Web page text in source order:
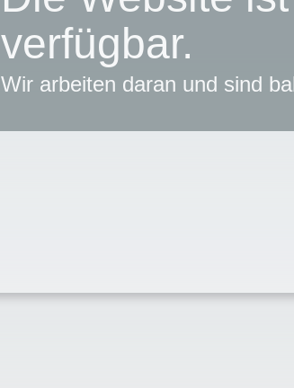
verfügbar.
Wir arbeiten daran und sind